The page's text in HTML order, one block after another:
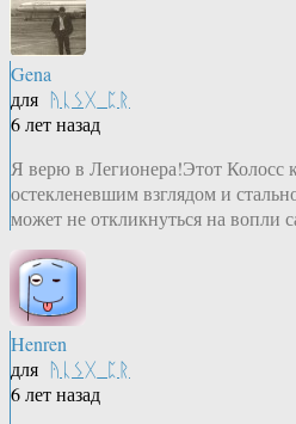
Gena
для ᚤᚳᛊᚷ_ᛈᚱ
6 лет назад
Я верю в Легионера!Этот Колосс
остекленевшим взглядом и
может не откликнуться на вопли
Henren
для ᚤᚳᛊᚷ_ᛈᚱ
6 лет назад